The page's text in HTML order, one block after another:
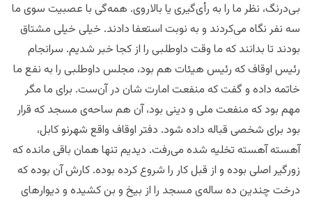
بی‌درنگ، نظر ما را به رأی‌گیری یا بالاروی. همه‌گی با عصبیت سوی ما
سه نفر نگاه می‌کردند و به نوبت استعفا دادند. خیلی خیلی مشتاق
بودند تا بدانند که ما وقت داوطلبی را از کجا خبر شدیم. سرانجام
رئیس اوقاف که رئیس هیئات هم بود، مجلس داوطلبی را به‌ نفع ما
خاتمه داده و گفت که منفعت امارت شان در آن‌ست. برای ما مگر
مهم بود که منفعت ملی و دینی بود، آن هم ساحه‌ی مسجد که قرار
بود برای شخصی قباله داده شود. دفتر اوقاف واقع شهرنو کابل،
آهسته آهسته تخلیه شده می‌رفت. دیدیم تنها همان باقی مانده که
زورگیر اصلی بوده و از قبل کار را شروع کرده بوده. کارش آن بوده که
درخت چندین ده ساله‌ی مسجد را از بیخ و بن کشیده و دیوارهای